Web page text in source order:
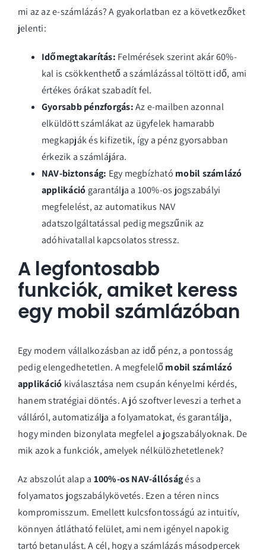
mi az az e-számlázás?A gyakorlatban ez a következőket
jelenti:
Időmegtakarítás: Felmérések szerint akár 60%-
kal is csökkenthető a számlázással töltött idő, ami
értékes órákat szabadít fel.
Gyorsabb pénzforgás:Az e-mailben azonnal
elküldött számlákat az ügyfelek hamarabb
megkapják és kifizetik, így a pénz gyorsabban
érkezik a számlájára.
NAV-biztonság: Egy megbízható mobil számlázó
applikáció garantálja a 100%-os jogszabályi
megfelelést, az automatikus NAV
adatszolgáltatással pedig megszűnik az
adóhivatallal kapcsolatos stressz.
A legfontosabb
funkciók, amiket keress
egy mobil számlázóban
Egy modern vállalkozásban az idő pénz, a pontosság
pedig elengedhetetlen. A megfelelőmobil számlázó
applikáció kiválasztása nem csupán kényelmi kérdés,
hanem stratégiai döntés. A jó szoftver leveszi a terhet a
válláról, automatizálja a folyamatokat, és garantálja,
hogy minden bizonylata megfelel a jogszabályoknak. De
mik azok a funkciók, amelyek nélkülözhetetlenek?
Az abszolút alap a 100%-os NAV-állóságés a
folyamatos jogszabálykövetés. Ezen a téren nincs
kompromisszum. Emellett kulcsfontosságú az intuitív,
könnyen átlátható felület, ami nem igényel napokig
tartó betanulást. A cél, hogy a számlázás másodpercek